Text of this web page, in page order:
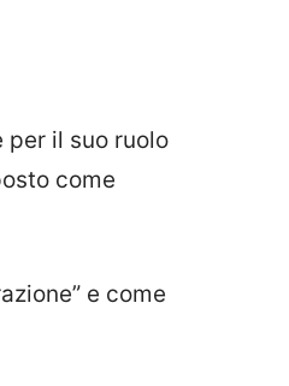
il suo ruolo
come
e come